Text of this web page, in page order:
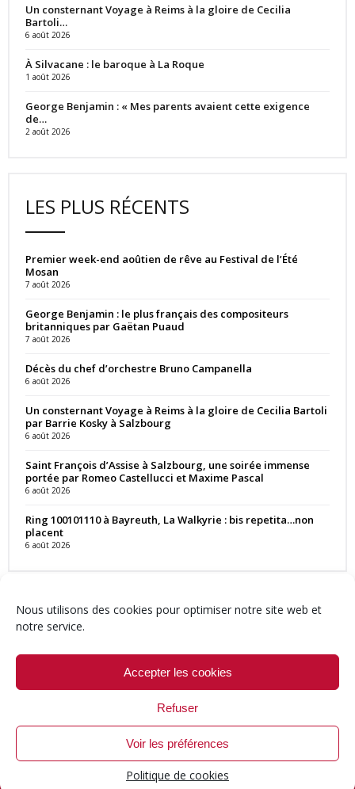
Nous utilisons des cookies pour optimiser notre site web et
notre service.
Accepter les cookies
Refuser
Voir les préférences
Politique de cookies
Un consternant Voyage à Reims à la gloire de Cecilia
Bartoli…
6 août 2026
À Silvacane : le baroque à La Roque
1 août 2026
George Benjamin : « Mes parents avaient cette exigence
de…
2 août 2026
LES PLUS RÉCENTS
Premier week-end aoûtien de rêve au Festival de l’Été
Mosan
7 août 2026
George Benjamin : le plus français des compositeurs
britanniques par Gaëtan Puaud
7 août 2026
Décès du chef d’orchestre Bruno Campanella
6 août 2026
Un consternant Voyage à Reims à la gloire de Cecilia Bartoli
par Barrie Kosky à Salzbourg
6 août 2026
Saint François d’Assise à Salzbourg, une soirée immense
portée par Romeo Castellucci et Maxime Pascal
6 août 2026
Ring 100101110 à Bayreuth, La Walkyrie : bis repetita…non
placent
6 août 2026
© 1999-2026 ResMusica.net Tous droits réservés.